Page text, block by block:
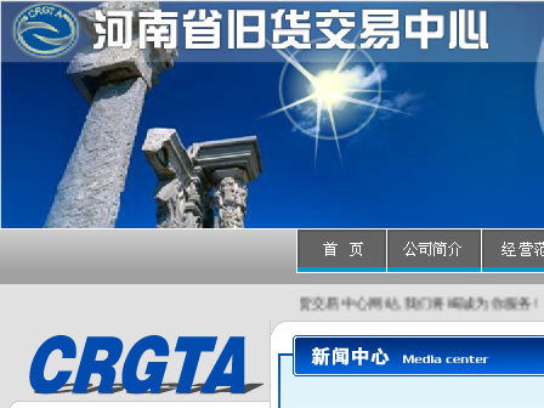
游客,您好!欢迎光临河南省旧货交易中心网站,我们将竭诚为你服务!